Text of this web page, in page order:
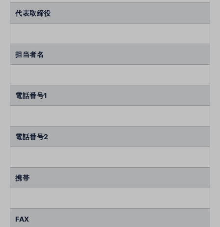
代表取締役
担当者名
電話番号1
電話番号2
携帯
FAX